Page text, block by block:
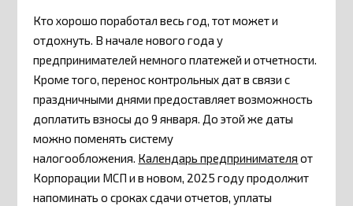
Кто хорошо поработал весь год, тот может и
отдохнуть. В начале нового года у
предпринимателей немного платежей и отчетности.
Кроме того, перенос контрольных дат в связи с
праздничными днями предоставляет возможность
доплатить взносы до 9 января. До этой же даты
можно поменять систему
налогообложения. Календарь предпринимателя от
Корпорации МСП и в новом, 2025 году продолжит
напоминать о сроках сдачи отчетов, уплаты